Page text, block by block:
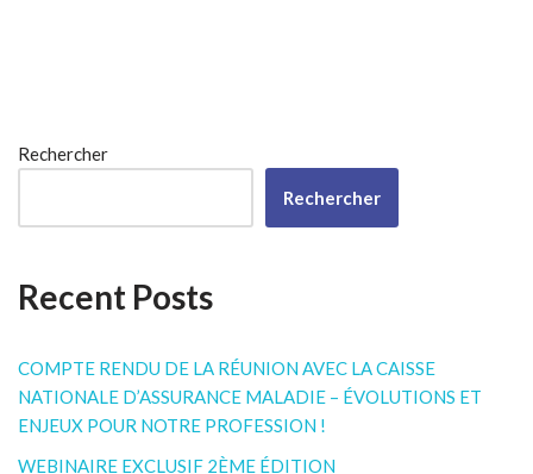
Rechercher
Rechercher
Recent Posts
COMPTE RENDU DE LA RÉUNION AVEC LA CAISSE
NATIONALE D’ASSURANCE MALADIE – ÉVOLUTIONS ET
ENJEUX POUR NOTRE PROFESSION !
WEBINAIRE EXCLUSIF 2ÈME ÉDITION